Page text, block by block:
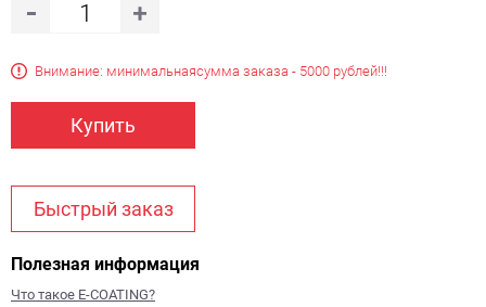
Внимание: минимальнаясумма заказа - 5000 рублей!!!
Купить
Быстрый заказ
Полезная информация
Что такое E-COATING?